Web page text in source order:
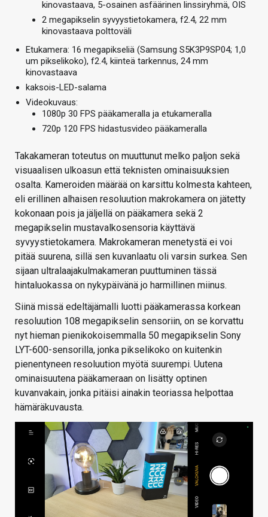
kinovastaava, 5-osainen asfäärinen linssiryhmä, OIS
2 megapikselin syvyystietokamera, f2.4, 22 mm
kinovastaava polttoväli
Etukamera: 16 megapikseliä (Samsung S5K3P9SP04; 1,0
um pikselikoko), f2.4, kiinteä tarkennus, 24 mm
kinovastaava
kaksois-LED-salama
Videokuvaus:
1080p 30 FPS pääkameralla ja etukameralla
720p 120 FPS hidastusvideo pääkameralla
Takakameran toteutus on muuttunut melko paljon sekä
visuaalisen ulkoasun että teknisten ominaisuuksien
osalta. Kameroiden määrää on karsittu kolmesta kahteen,
eli erillinen alhaisen resoluution makrokamera on jätetty
kokonaan pois ja jäljellä on pääkamera sekä 2
megapikselin mustavalkosensoria käyttävä
syvyystietokamera. Makrokameran menetystä ei voi
pitää suurena, sillä sen kuvanlaatu oli varsin surkea. Sen
sijaan ultralaajakulmakameran puuttuminen tässä
hintaluokassa on nykypäivänä jo harmillinen miinus.
Siinä missä edeltäjämalli luotti pääkamerassa korkean
resoluution 108 megapikselin sensoriin, on se korvattu
nyt hieman pienikokoisemmalla 50 megapikselin Sony
LYT-600-sensorilla, jonka pikselikoko on kuitenkin
pienentyneen resoluution myötä suurempi. Uutena
ominaisuutena pääkameraan on lisätty optinen
kuvanvakain, jonka pitäisi ainakin teoriassa helpottaa
hämäräkuvausta.